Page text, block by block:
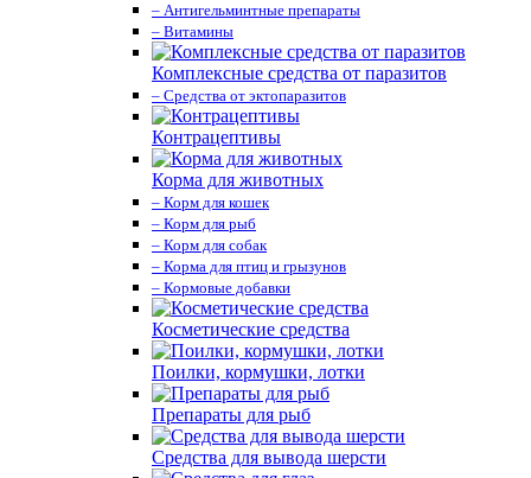
– Антигельминтные препараты
– Витамины
Комплексные средства от паразитов
– Средства от эктопаразитов
Контрацептивы
Корма для животных
– Корм для кошек
– Корм для рыб
– Корм для собак
– Корма для птиц и грызунов
– Кормовые добавки
Косметические средства
Поилки, кормушки, лотки
Препараты для рыб
Средства для вывода шерсти